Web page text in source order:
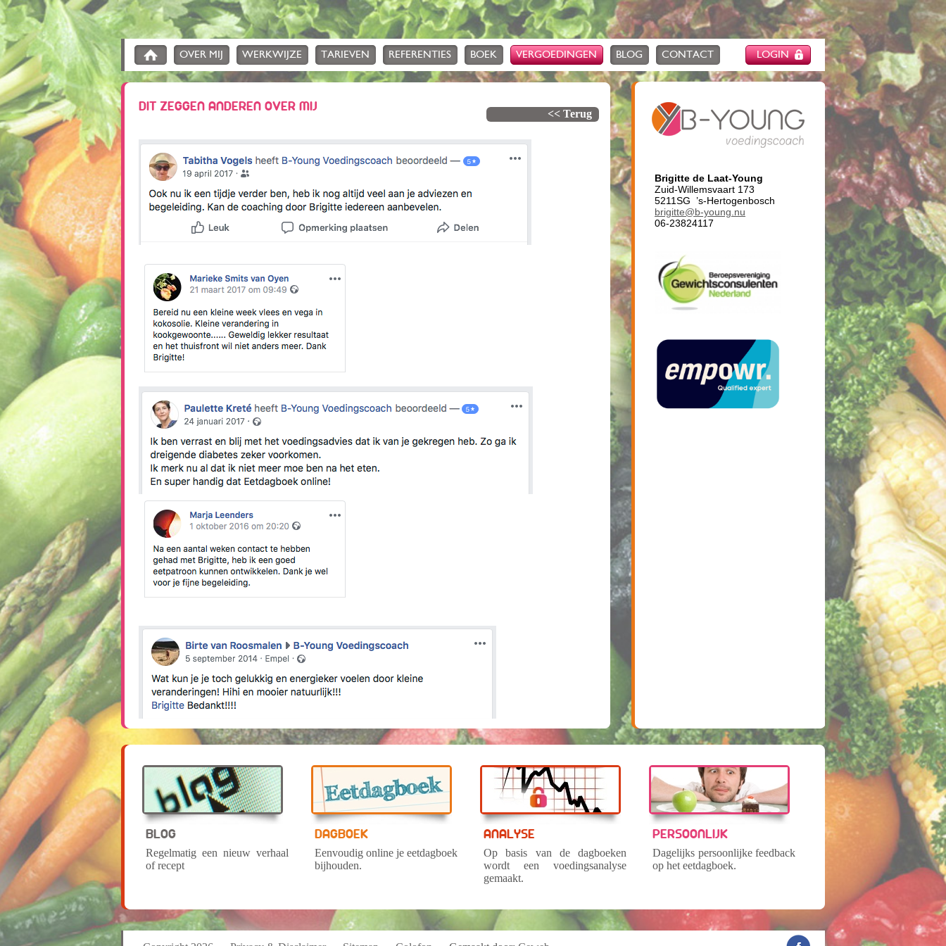
OVER MIJ WERKWIJZE TARIEVEN REFERENTIES BOEK VERGOEDINGEN BLOG CONTACT LOGIN
DIT ZEGGEN ANDEREN OVER MIJ << Terug
Brigitte de Laat-Young
Zuid-Willemsvaart 173
5211SG ’s-Hertogenbosch
brigitte@b-young.nu
06-23824117
BLOG
Regelmatig een nieuw verhaal
of recept
DAGBOEK
Eenvoudig online je eetdagboek
bijhouden.
ANALYSE
Op basis van de dagboeken
wordt een voedingsanalyse
gemaakt.
PERSOONLIJK
Dagelijks persoonlijke feedback
op het eetdagboek.